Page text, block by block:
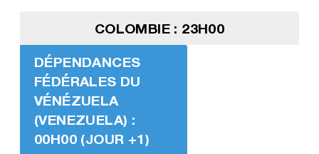
COLOMBIE : 23H00
DÉPENDANCES
FÉDÉRALES DU
VÉNÉZUELA
(VENEZUELA) :
00H00 (JOUR +1)